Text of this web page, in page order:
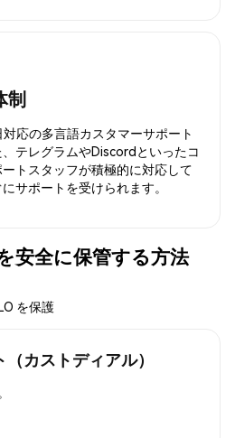
制
応の多言語カスタマーサポート
テレグラムやDiscordといったコ
トスタッフが積極的に対応して
サポートを受けられます。
安全に保管する方法
を保護
カストディアル）